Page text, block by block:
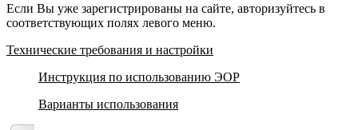
Если Вы уже зарегистрированы на сайте, авторизуйтесь в
соответствующих полях левого меню.
Технические требования и настройки
Инструкция по использованию ЭОР
Варианты использования